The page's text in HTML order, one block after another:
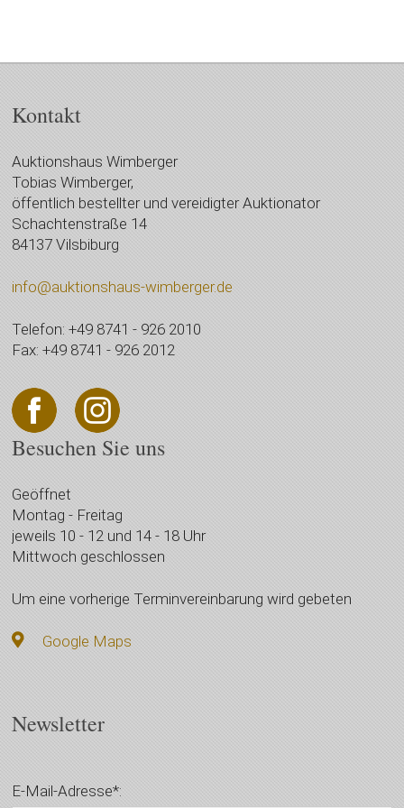
Kontakt
Auktionshaus Wimberger
Tobias Wimberger,
öffentlich bestellter und vereidigter Auktionator
Schachtenstraße 14
84137 Vilsbiburg
info@auktionshaus-wimberger.de
Telefon: +49 8741 - 926 2010
Fax: +49 8741 - 926 2012
Besuchen Sie uns
Geöffnet
Montag - Freitag
jeweils 10 - 12 und 14 - 18 Uhr
Mittwoch geschlossen
Um eine vorherige Terminvereinbarung wird gebeten
Google Maps
Newsletter
E-Mail-Adresse*: